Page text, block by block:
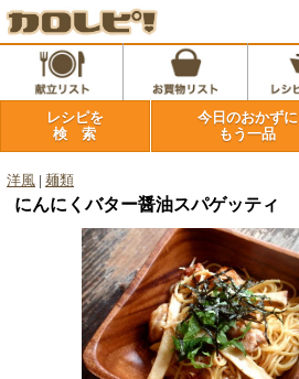
レシピを
検 索
今日のおかずに
もう一品
洋風 麺類
にんにくバター醤油スパゲッティ